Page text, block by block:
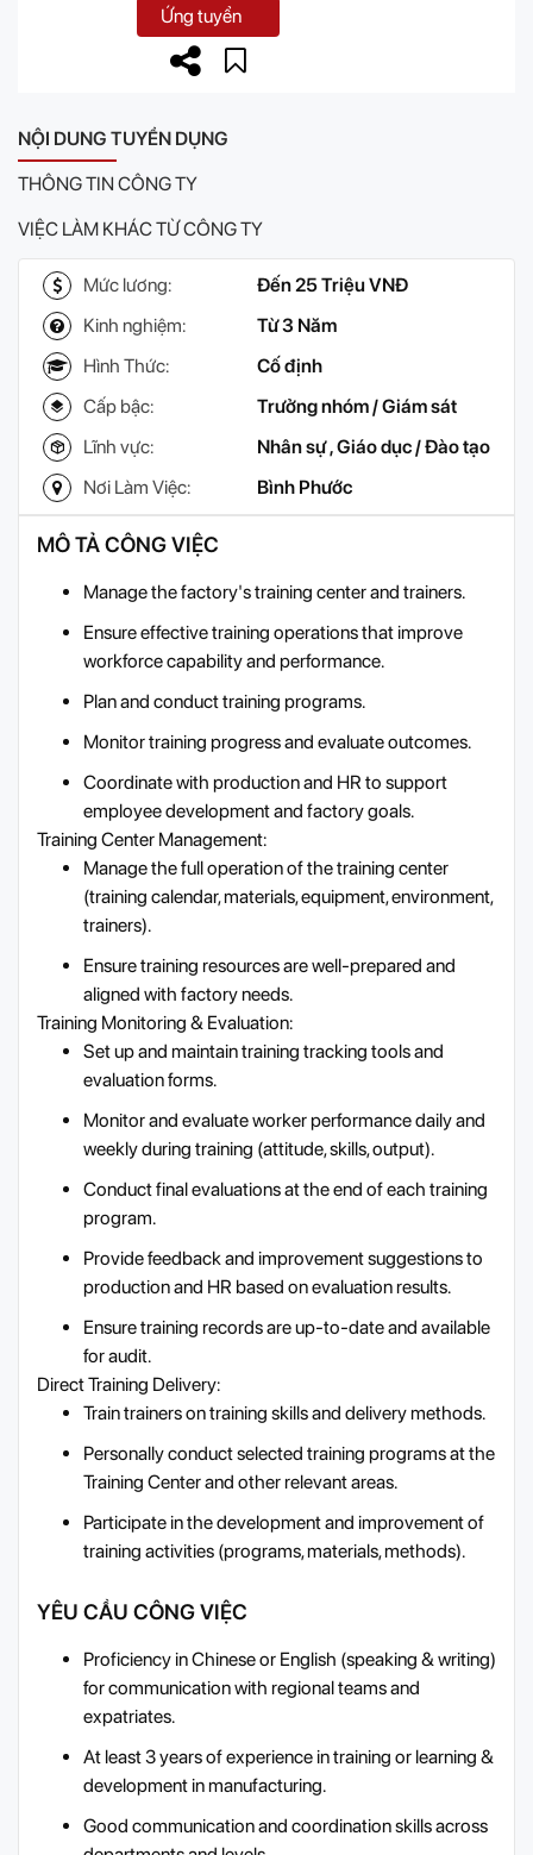
Ứng tuyển
NỘI DUNG TUYỂN DỤNG
THÔNG TIN CÔNG TY
VIỆC LÀM KHÁC TỪ CÔNG TY
Mức lương:
Đến 25 Triệu VNĐ
Kinh nghiệm:
Từ 3 Năm
Hình Thức:
Cố định
Cấp bậc:
Trưởng nhóm / Giám sát
Lĩnh vực:
Nhân sự,Giáo dục / Đào tạo
Nơi Làm Việc:
Bình Phước
MÔ TẢ CÔNG VIỆC
Manage the factory's training center and trainers.
Ensure effective training operations that improve
workforce capability and performance.
Plan and conduct training programs.
Monitor training progress and evaluate outcomes.
Coordinate with production and HR to support
employee development and factory goals.
Training Center Management:
Manage the full operation of the training center
(training calendar, materials, equipment, environment,
trainers).
Ensure training resources are well-prepared and
aligned with factory needs.
Training Monitoring & Evaluation:
Set up and maintain training tracking tools and
evaluation forms.
Monitor and evaluate worker performance daily and
weekly during training (attitude, skills, output).
Conduct final evaluations at the end of each training
program.
Provide feedback and improvement suggestions to
production and HR based on evaluation results.
Ensure training records are up-to-date and available
for audit.
Direct Training Delivery:
Train trainers on training skills and delivery methods.
Personally conduct selected training programs at the
Training Center and other relevant areas.
Participate in the development and improvement of
training activities (programs, materials, methods).
YÊU CẦU CÔNG VIỆC
Proficiency in Chinese or English (speaking & writing)
for communication with regional teams and
expatriates.
At least 3 years of experience in training or learning &
development in manufacturing.
Good communication and coordination skills across